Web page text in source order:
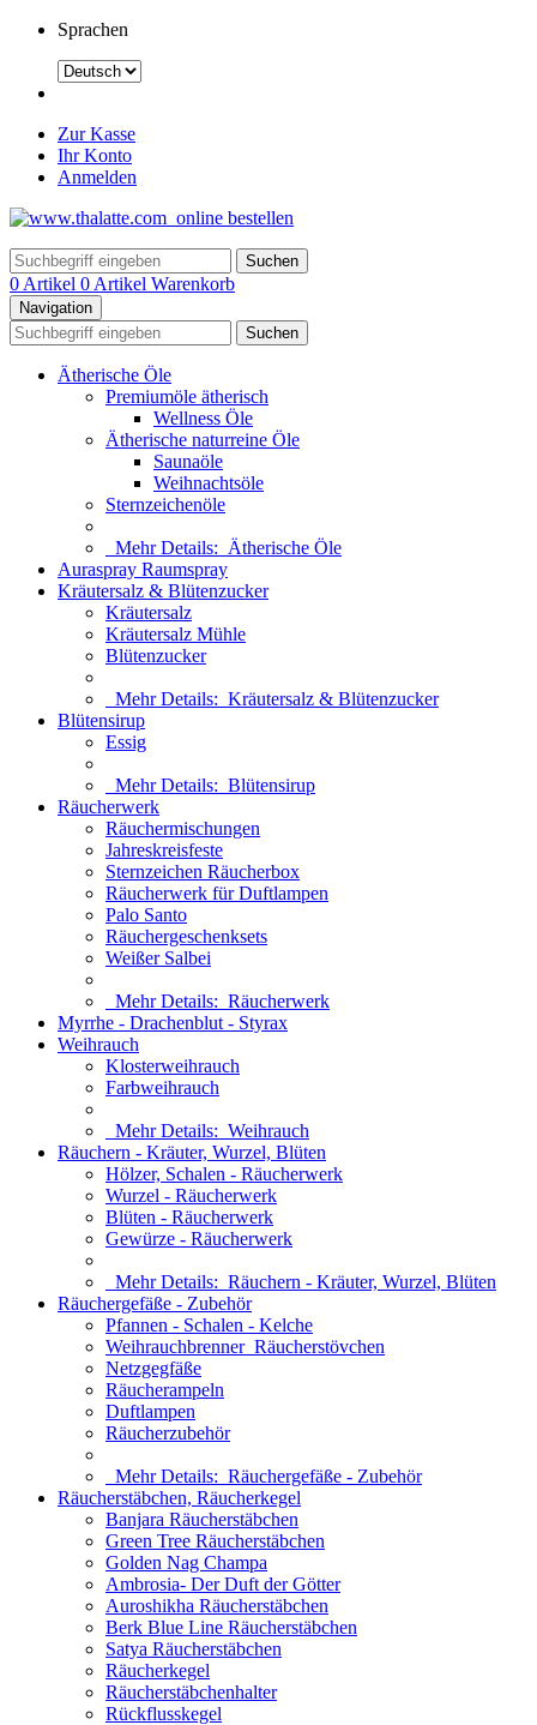
Sprachen
Zur Kasse
Ihr Konto
Anmelden
Suchen
0 Artikel 0 Artikel Warenkorb
Navigation
Suchen
Ätherische Öle
Premiumöle ätherisch
Wellness Öle
Ätherische naturreine Öle
Saunaöle
Weihnachtsöle
Sternzeichenöle
Mehr Details: Ätherische Öle
Auraspray Raumspray
Kräutersalz & Blütenzucker
Kräutersalz
Kräutersalz Mühle
Blütenzucker
Mehr Details: Kräutersalz & Blütenzucker
Blütensirup
Essig
Mehr Details: Blütensirup
Räucherwerk
Räuchermischungen
Jahreskreisfeste
Sternzeichen Räucherbox
Räucherwerk für Duftlampen
Palo Santo
Räuchergeschenksets
Weißer Salbei
Mehr Details: Räucherwerk
Myrrhe - Drachenblut - Styrax
Weihrauch
Klosterweihrauch
Farbweihrauch
Mehr Details: Weihrauch
Räuchern - Kräuter, Wurzel, Blüten
Hölzer, Schalen - Räucherwerk
Wurzel - Räucherwerk
Blüten - Räucherwerk
Gewürze - Räucherwerk
Mehr Details: Räuchern - Kräuter, Wurzel, Blüten
Räuchergefäße - Zubehör
Pfannen - Schalen - Kelche
Weihrauchbrenner_Räucherstövchen
Netzgegfäße
Räucherampeln
Duftlampen
Räucherzubehör
Mehr Details: Räuchergefäße - Zubehör
Räucherstäbchen, Räucherkegel
Banjara Räucherstäbchen
Green Tree Räucherstäbchen
Golden Nag Champa
Ambrosia- Der Duft der Götter
Auroshikha Räucherstäbchen
Berk Blue Line Räucherstäbchen
Satya Räucherstäbchen
Räucherkegel
Räucherstäbchenhalter
Rückflusskegel